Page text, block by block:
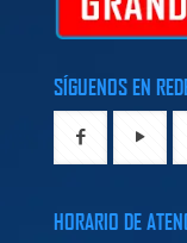
SÍGUENOS EN
HORARIO DE